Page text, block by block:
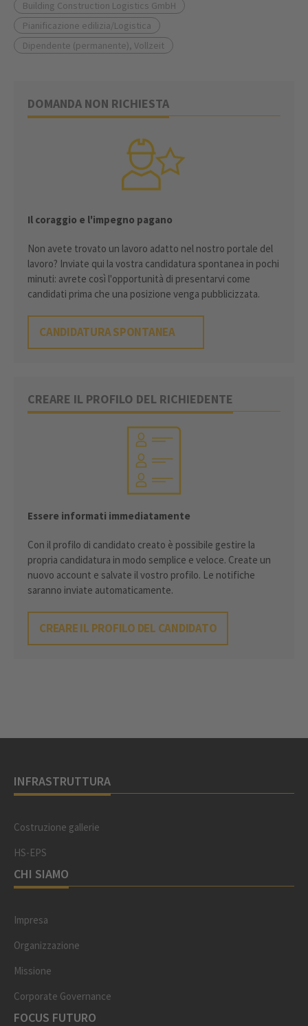
Building Construction Logistics GmbH
Pianificazione edilizia/Logistica
Dipendente (permanente), Vollzeit
DOMANDA NON RICHIESTA
Il coraggio e l'impegno pagano
Non avete trovato un lavoro adatto nel nostro portale del
lavoro? Inviate qui la vostra candidatura spontanea in pochi
minuti: avrete così l'opportunità di presentarvi come
candidati prima che una posizione venga pubblicizzata.
CANDIDATURA SPONTANEA
CREARE IL PROFILO DEL RICHIEDENTE
Essere informati immediatamente
Con il profilo di candidato creato è possibile gestire la
propria candidatura in modo semplice e veloce. Create un
nuovo account e salvate il vostro profilo. Le notifiche
saranno inviate automaticamente.
CREARE IL PROFILO DEL CANDIDATO
INFRASTRUTTURA
Costruzione gallerie
HS-EPS
CHI SIAMO
Impresa
Organizzazione
Missione
Corporate Governance
FOCUS FUTURO